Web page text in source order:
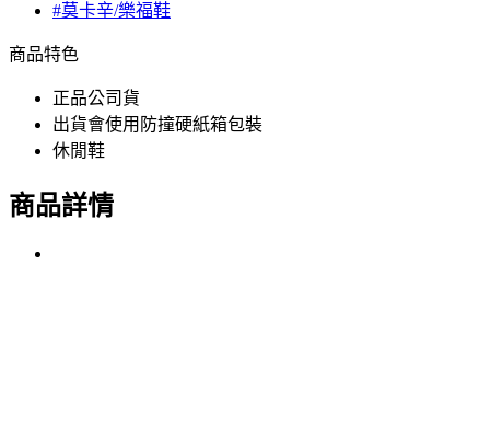
#莫卡辛/樂福鞋
商品特色
正品公司貨
出貨會使用防撞硬紙箱包裝
休閒鞋
商品詳情